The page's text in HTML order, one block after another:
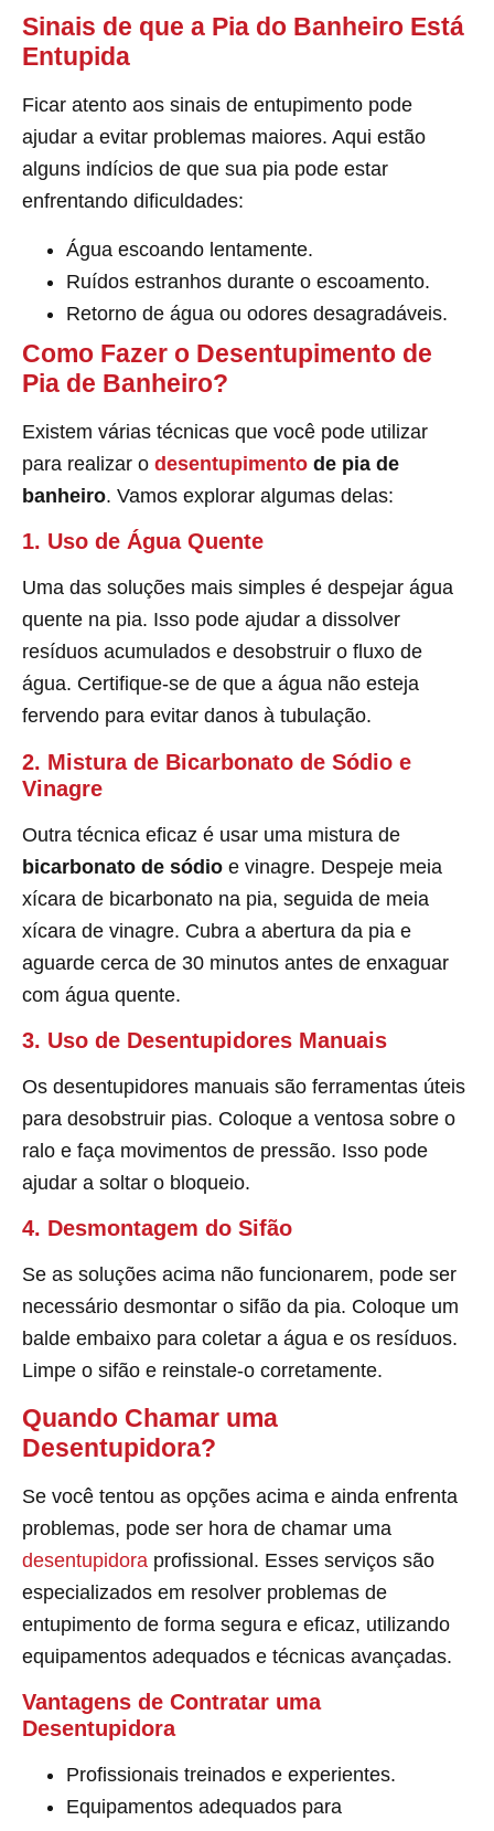
Sinais de que a Pia do Banheiro Está
Entupida
Ficar atento aos sinais de entupimento pode
ajudar a evitar problemas maiores. Aqui estão
alguns indícios de que sua pia pode estar
enfrentando dificuldades:
Água escoando lentamente.
Ruídos estranhos durante o escoamento.
Retorno de água ou odores desagradáveis.
Como Fazer o Desentupimento de
Pia de Banheiro?
Existem várias técnicas que você pode utilizar
para realizar o desentupimento de pia de
banheiro. Vamos explorar algumas delas:
1. Uso de Água Quente
Uma das soluções mais simples é despejar água
quente na pia. Isso pode ajudar a dissolver
resíduos acumulados e desobstruir o fluxo de
água. Certifique-se de que a água não esteja
fervendo para evitar danos à tubulação.
2. Mistura de Bicarbonato de Sódio e
Vinagre
Outra técnica eficaz é usar uma mistura de
bicarbonato de sódio e vinagre. Despeje meia
xícara de bicarbonato na pia, seguida de meia
xícara de vinagre. Cubra a abertura da pia e
aguarde cerca de 30 minutos antes de enxaguar
com água quente.
3. Uso de Desentupidores Manuais
Os desentupidores manuais são ferramentas úteis
para desobstruir pias. Coloque a ventosa sobre o
ralo e faça movimentos de pressão. Isso pode
ajudar a soltar o bloqueio.
4. Desmontagem do Sifão
Se as soluções acima não funcionarem, pode ser
necessário desmontar o sifão da pia. Coloque um
balde embaixo para coletar a água e os resíduos.
Limpe o sifão e reinstale-o corretamente.
Quando Chamar uma
Desentupidora?
Se você tentou as opções acima e ainda enfrenta
problemas, pode ser hora de chamar uma
desentupidora profissional. Esses serviços são
especializados em resolver problemas de
entupimento de forma segura e eficaz, utilizando
equipamentos adequados e técnicas avançadas.
Vantagens de Contratar uma
Desentupidora
Profissionais treinados e experientes.
Equipamentos adequados para